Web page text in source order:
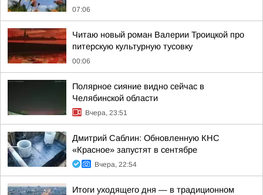
07:06
Читаю новый роман Валерии Троицкой про
питерскую культурную тусовку
00:06
Полярное сияние видно сейчас в
Челябинской области
Вчера, 23:51
Дмитрий Саблин: Обновленную КНС
«Красное» запустят в сентябре
Вчера, 22:54
Итоги уходящего дня — в традиционном